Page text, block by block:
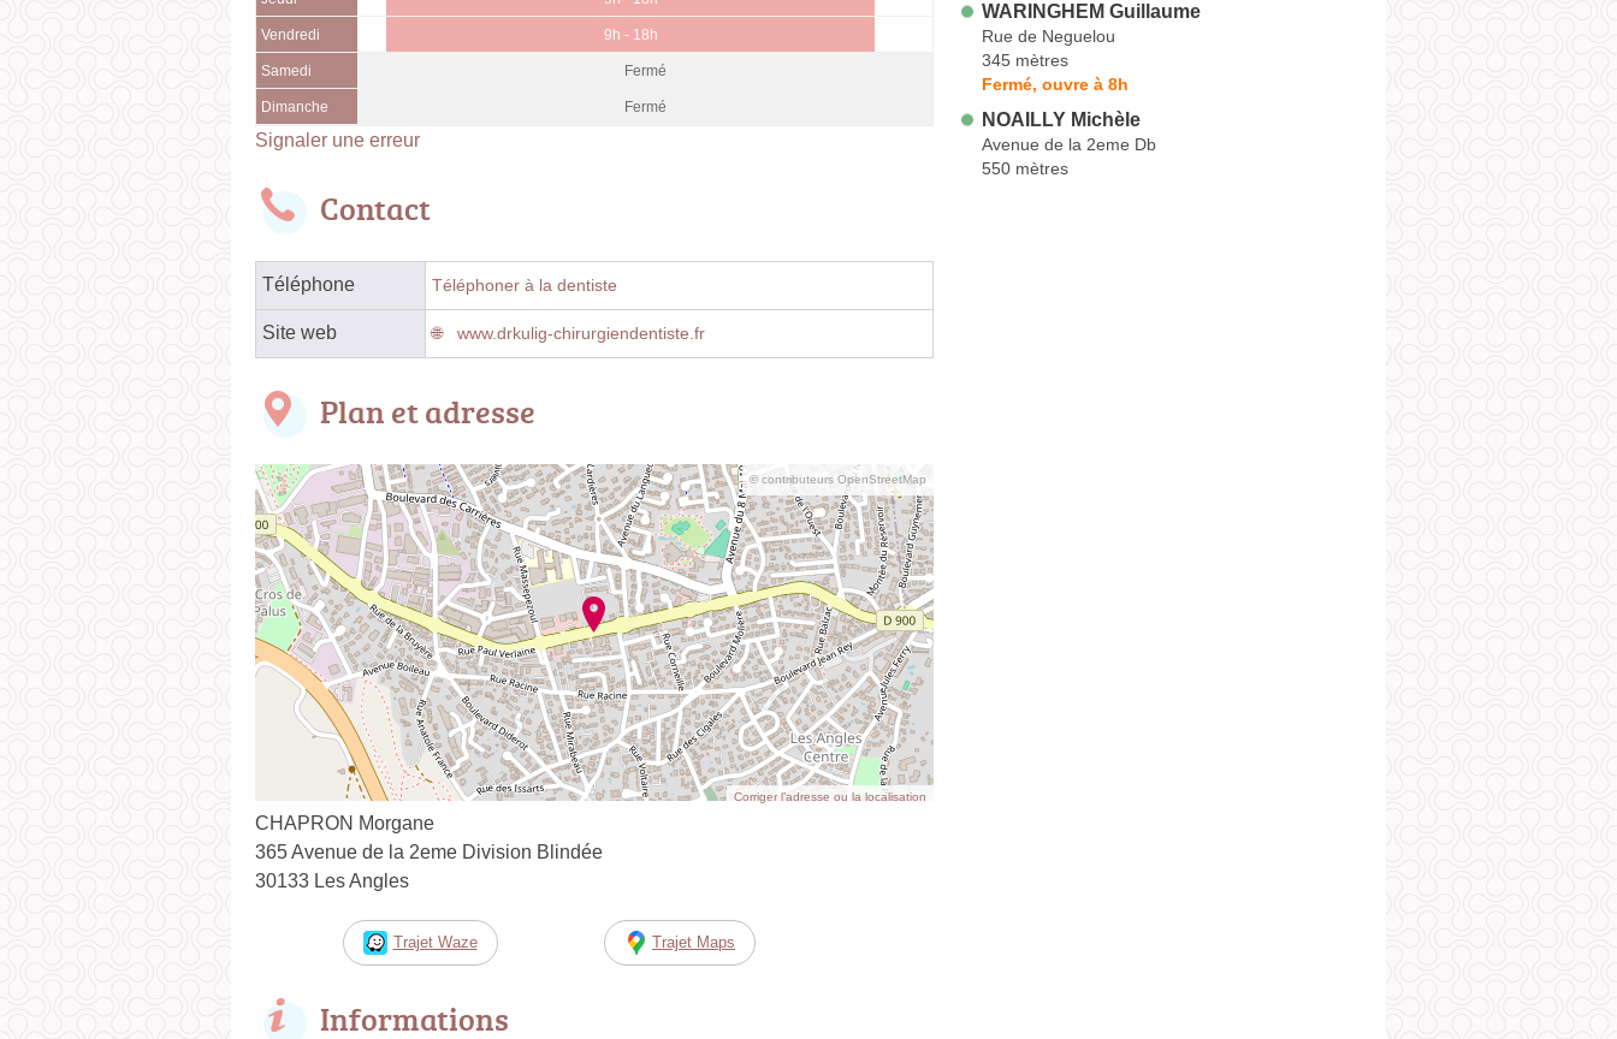
Vendredi 9h - 18h
Samedi Fermé
Dimanche Fermé
Signaler une erreur
Contact
Téléphone Téléphoner à la dentiste
Site web www.drkulig-chirurgiendentiste.fr
Plan et adresse
© contributeurs OpenStreetMap
Corriger l’adresse ou la localisation
CHAPRON Morgane
365 Avenue de la 2eme Division Blindée
30133 Les Angles
Trajet Waze Trajet Maps
Informations
WARINGHEM Guillaume
Rue de Neguelou
345 mètres
Fermé, ouvre à 8h
NOAILLY Michèle
Avenue de la 2eme Db
550 mètres